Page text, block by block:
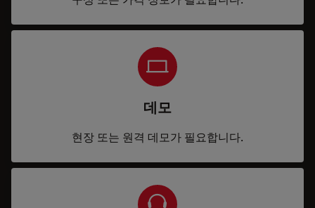
데모
현장 또는 원격 데모가 필요합니다.